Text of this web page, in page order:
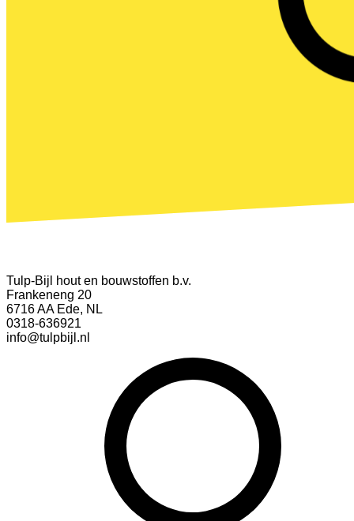
Tulp-Bijl hout en bouwstoffen b.v.
Frankeneng 20
6716 AA Ede, NL
0318-636921
info@tulpbijl.nl